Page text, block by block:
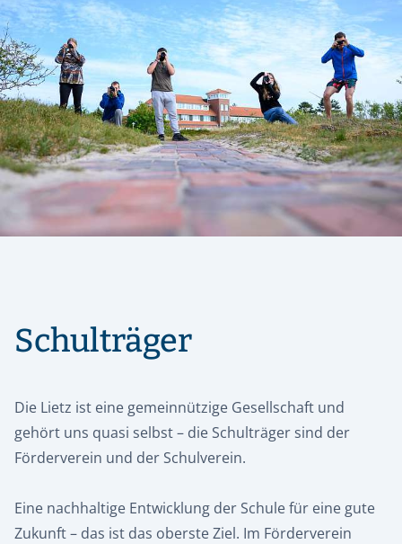
Schulträger
Die Lietz ist eine gemeinnützige Gesellschaft und
gehört uns quasi selbst – die Schulträger sind der
Förderverein und der Schulverein.
Eine nachhaltige Entwicklung der Schule für eine gute
Zukunft – das ist das oberste Ziel. Im Förderverein